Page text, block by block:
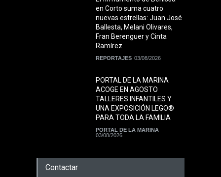
en Corto suma cuatro
nuevas estrellas: Juan José
Ballesta, Melani Olivares,
Fran Berenguer y Cinta
Ramírez
REPORTAJES 03/08/2026
PORTAL DE LA MARINA
ACOGE EN AGOSTO
TALLERES INFANTILES Y
UNA EXPOSICIÓN LEGO®
PARA TODA LA FAMILIA
PORTAL DE LA MARINA
03/08/2026
Contactar